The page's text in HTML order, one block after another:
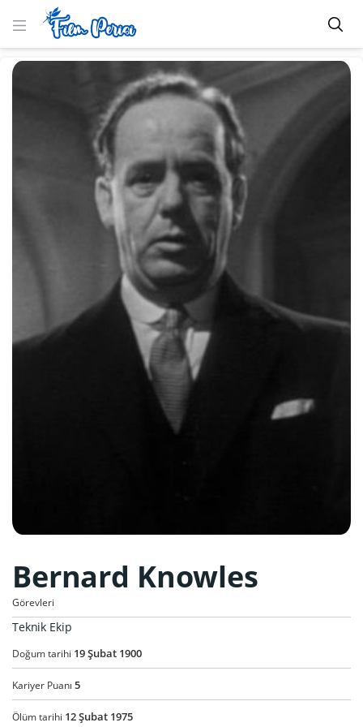
Bernard Knowles
Görevleri
Teknik Ekip
Doğum tarihi 19Şubat 1900
Kariyer Puanı 5
Ölüm tarihi 12Şubat 1975